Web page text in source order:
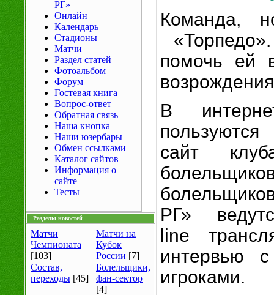
РГ»
Онлайн
Календарь
Стадионы
Матчи
Раздел статей
Фотоальбом
Форум
Гостевая книга
Вопрос-ответ
Обратная связь
Наша кнопка
Наши юзербары
Обмен ссылками
Каталог сайтов
Информация о
сайте
Тесты
Разделы новостей
Матчи
Чемпионата
[103]
Матчи на
Кубок
России [7]
Состав,
переходы [45]
Болельщики,
фан-сектор
[4]
Команда,
помочь ей
В
сайт
РГ»
line
интервью
игроками.